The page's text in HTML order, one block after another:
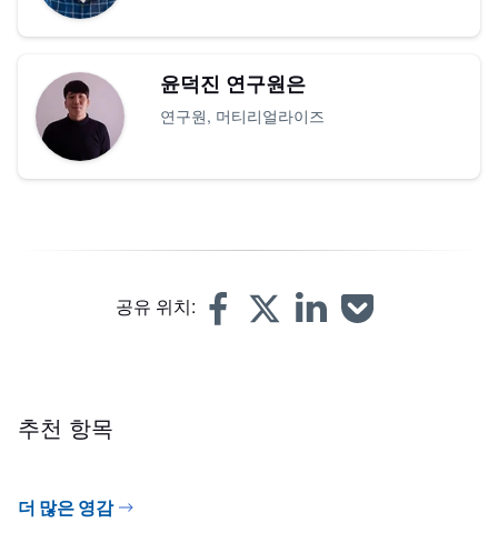
윤덕진 연구원은
연구원, 머티리얼라이즈
공유 위치:
추천 항목
더 많은 영감